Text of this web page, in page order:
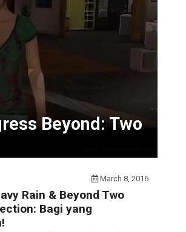
Beyond: Two
March 8, 2016
Rain & Beyond Two
Bagi yang